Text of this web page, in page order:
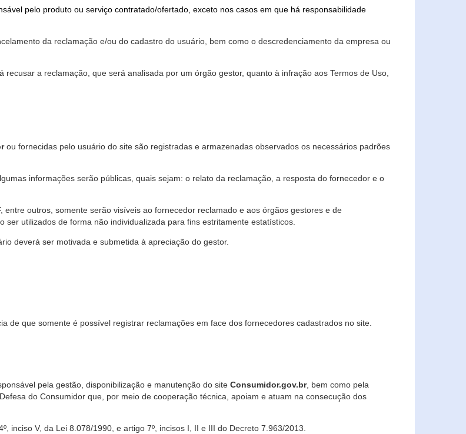
pelo produto ou serviço contratado/ofertado, exceto nos casos em que há responsabilidade
da reclamação e/ou do cadastro do usuário, bem como o descredenciamento da empresa ou
a reclamação, que será analisada por um órgão gestor, quanto à infração aos Termos de Uso,
ou fornecidas pelo usuário do site são registradas e armazenadas observados os necessários padrões
informações serão públicas, quais sejam: o relato da reclamação, a resposta do fornecedor e o
outros, somente serão visíveis ao fornecedor reclamado e aos órgãos gestores e de
utilizados de forma não individualizada para fins estritamente estatísticos.
deverá ser motivada e submetida à apreciação do gestor.
de que somente é possível registrar reclamações em face dos fornecedores cadastrados no site.
pela gestão, disponibilização e manutenção do site Consumidor.gov.br, bem como pela
do Consumidor que, por meio de cooperação técnica, apoiam e atuam na consecução dos
inciso V, da Lei 8.078/1990, e artigo 7º, incisos I, II e III do Decreto 7.963/2013.